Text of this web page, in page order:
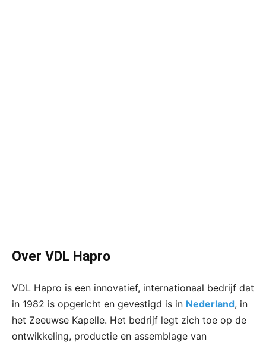
Over VDL Hapro
VDL Hapro is een innovatief, internationaal bedrijf dat
in 1982 is opgericht en gevestigd is in Nederland, in
het Zeeuwse Kapelle. Het bedrijf legt zich toe op de
ontwikkeling, productie en assemblage van